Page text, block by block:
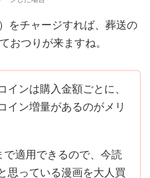
をチャージすれば、葬送の
おつりが来ますね。
インは購入金額ごとに、
イン増量があるのがメリ
で適用できるので、今読
思っている漫画を大人買